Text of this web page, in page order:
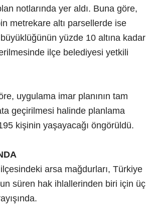
notlarında yer aldı. Buna göre,
metrekare altı parsellerde ise
yüzde 10 altına kadar
ilçe belediyesi yetkili
uygulama imar planının tam
geçirilmesi halinde planlama
kişinin yaşayacağı öngörüldü.
arsa mağdurları, Türkiye
süren hak ihlallerinden biri için üç